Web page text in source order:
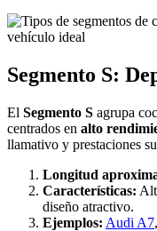
Segmento S:
El Segmento S agrupa
centrados en alto
llamativo y prestaciones
Longitud
Características:
diseño atractivo.
Ejemplos: Audi A7,